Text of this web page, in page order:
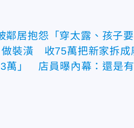
鄰居抱怨「穿太露、孩子
裝潢 收75萬把新家拆成
萬」 店員曝內幕：還是